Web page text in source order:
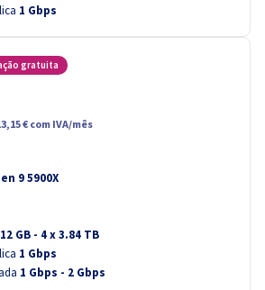
1 Gbps
gratuita
€ com IVA/mês
9 5900X
GB - 4 x 3.84 TB
1 Gbps
1 Gbps - 2 Gbps